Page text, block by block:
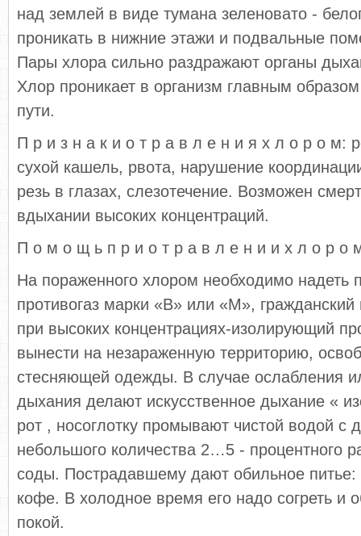
над землей в виде тумана зеленовато -
проникать в нижние этажи и подвальные
Пары хлора сильно раздражают органы
Хлор проникает в организм главным
пути.
П р и з н а к и о т р а в л е н и я х л о р о м:
сухой кашель, рвота, нарушение
резь в глазах, слезотечение. Возможен
вдыхании высоких концентраций.
П о м о щ ь п р и о т р а в л е н и и х л о р о
На пораженного хлором необходимо
противогаз марки «В» или «М», гражданский
при высоких концентрациях-изолирующий
вынести на незараженную территорию,
стесняющей одежды. В случае ослабления
дыхания делают искусственное дыхание «
рот , носоглотку промывают чистой водой с
небольшого количества 2…5 - процентного
соды. Пострадавшему дают обильное питье:
кофе. В холодное время его надо согреть и
покой.